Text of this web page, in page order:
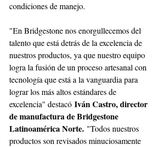
condiciones de manejo.
"En Bridgestone nos enorgullecemos del
talento que está detrás de la excelencia de
nuestros productos, ya que nuestro equipo
logra la fusión de un proceso artesanal con
tecnología que está a la vanguardia para
lograr los más altos estándares de
excelencia" destacó Iván Castro, director
de manufactura de Bridgestone
Latinoamérica Norte. "Todos nuestros
productos son revisados minuciosamente